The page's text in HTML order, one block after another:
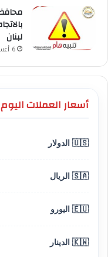
لبنان
6 أغسطس، 2026
أسعار العملات اليوم
🇺🇸 الدولار
🇸🇦 الريال
🇪🇺 اليورو
🇰🇼 الدينار